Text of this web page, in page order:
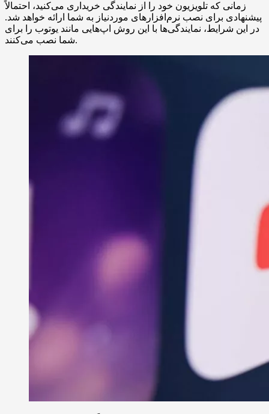
زمانی که تلویزیون خود را از نمایندگی خریداری می‌کنید، احتمالاً
پیشنهادی برای نصب نرم‌افزارهای موردنیاز به شما ارائه خواهد شد.
در این شرایط، نمایندگی‌ها با این روش اپ‌هایی مانند یوتوب را برای
شما نصب می‌کنند.